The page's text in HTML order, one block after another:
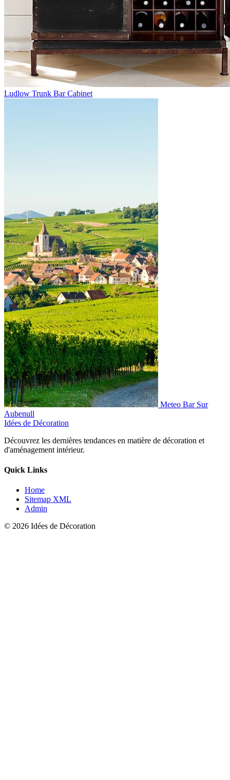
Ludlow Trunk Bar Cabinet
Meteo Bar Sur
Aubenull
Idées de Décoration
Découvrez les dernières tendances en matière de décoration et
d'aménagement intérieur.
Quick Links
Home
Sitemap XML
Admin
© 2026 Idées de Décoration